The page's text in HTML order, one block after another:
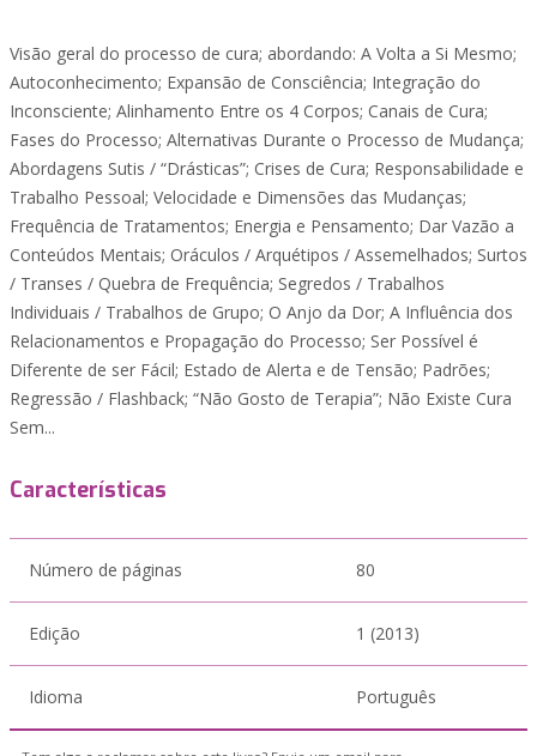
Visão geral do processo de cura; abordando: A Volta a Si Mesmo;
Autoconhecimento; Expansão de Consciência; Integração do
Inconsciente; Alinhamento Entre os 4 Corpos; Canais de Cura;
Fases do Processo; Alternativas Durante o Processo de Mudança;
Abordagens Sutis / “Drásticas”; Crises de Cura; Responsabilidade e
Trabalho Pessoal; Velocidade e Dimensões das Mudanças;
Frequência de Tratamentos; Energia e Pensamento; Dar Vazão a
Conteúdos Mentais; Oráculos / Arquétipos / Assemelhados; Surtos
/ Transes / Quebra de Frequência; Segredos / Trabalhos
Individuais / Trabalhos de Grupo; O Anjo da Dor; A Influência dos
Relacionamentos e Propagação do Processo; Ser Possível é
Diferente de ser Fácil; Estado de Alerta e de Tensão; Padrões;
Regressão / Flashback; “Não Gosto de Terapia”; Não Existe Cura
Sem...
Características
Número de páginas 80
Edição 1 (2013)
Idioma Português